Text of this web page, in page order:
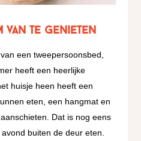
van te genieten
een tweepersoonsbed,
heeft een heerlijke
huisje heen heeft een
eten, een hangmat en
Dat is nog eens
buiten de deur eten.